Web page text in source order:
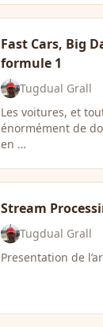
Fast Cars, Big
formule 1
Tugdual Grall
Les voitures, et
énormément de
en …
Stream
Tugdual Grall
Presentation de